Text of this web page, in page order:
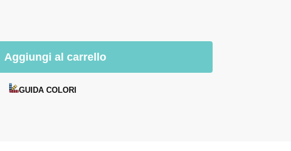
Aggiungi al carrello
GUIDA COLORI